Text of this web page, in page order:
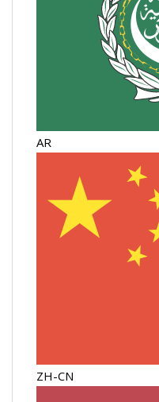
AR
ZH-CN